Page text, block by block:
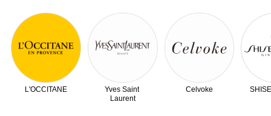
L'OCCITANE
Yves Saint
Laurent
Celvoke